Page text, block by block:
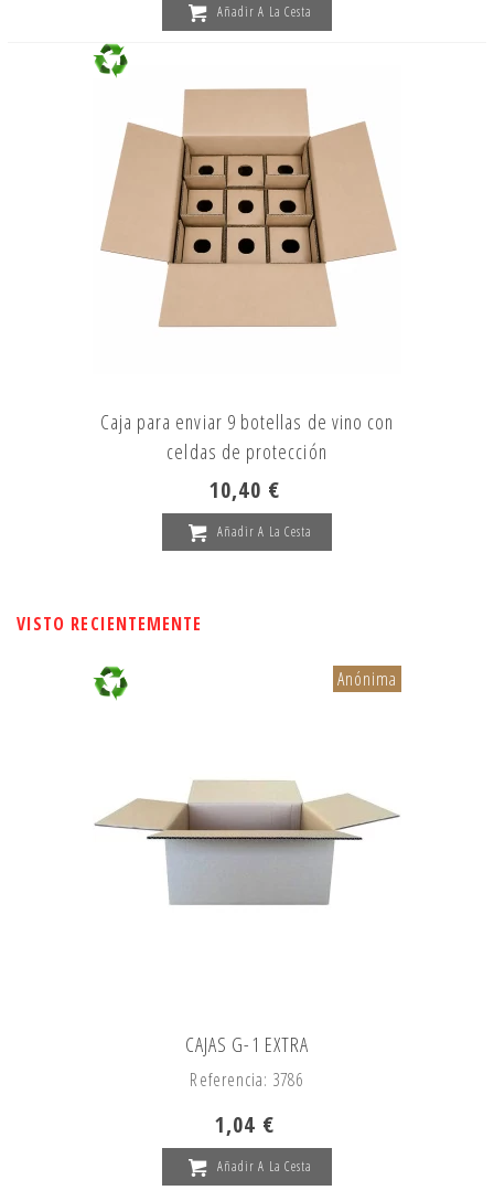
Añadir A La Cesta
Caja para enviar 9 botellas de vino con
celdas de protección
10,40 €
Añadir A La Cesta
VISTO RECIENTEMENTE
Anónima
CAJAS G-1 EXTRA
Referencia: 3786
1,04 €
Añadir A La Cesta